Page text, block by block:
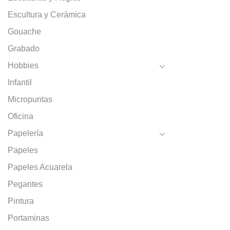
Escultura y Cerámica
Gouache
Grabado
Hobbies
Infantil
Micropuntas
Oficina
Papelería
Papeles
Papeles Acuarela
Pegantes
Pintura
Portaminas